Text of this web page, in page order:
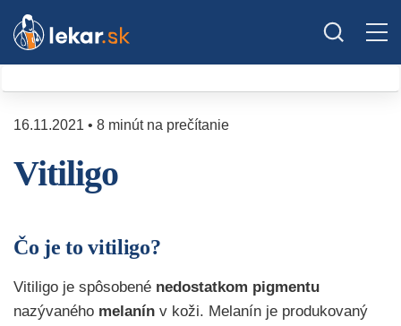
16.11.2021 • 8 minút na prečítanie
Vitiligo
Čo je to vitiligo?
Vitiligo je spôsobené nedostatkom pigmentu
nazývaného melanín v koži. Melanín je produkovaný